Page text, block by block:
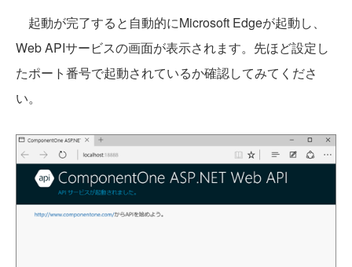
起動が完了すると自動的にMicrosoft Edgeが起動し、
Web APIサービスの画面が表示されます。先ほど設定し
たポート番号で起動されているか確認してみてくださ
い。